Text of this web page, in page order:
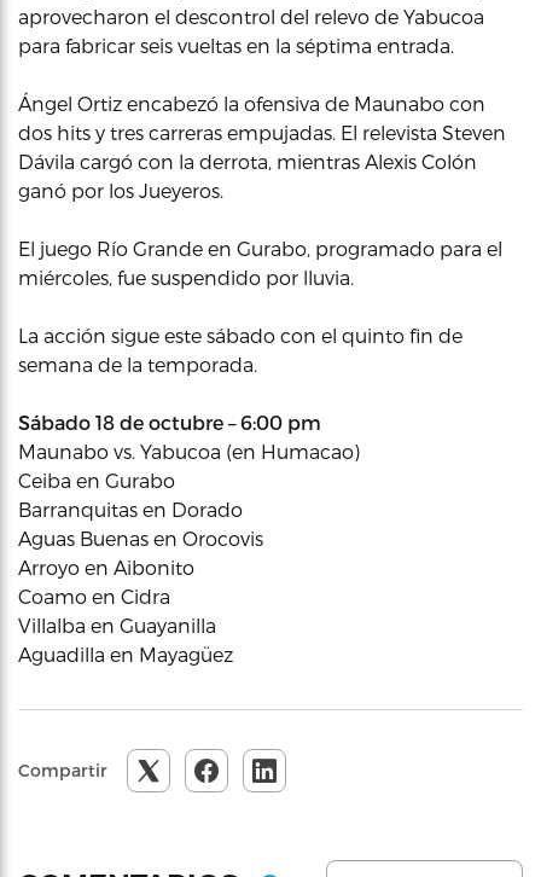
aprovecharon el descontrol del relevo de Yabucoa
para fabricar seis vueltas en la séptima entrada.
Ángel Ortiz encabezó la ofensiva de Maunabo con
dos hits y tres carreras empujadas. El relevista Steven
Dávila cargó con la derrota, mientras Alexis Colón
ganó por los Jueyeros.
El juego Río Grande en Gurabo, programado para el
miércoles, fue suspendido por lluvia.
La acción sigue este sábado con el quinto fin de
semana de la temporada.
Sábado 18 de octubre – 6:00 pm
Maunabo vs. Yabucoa (en Humacao)
Ceiba en Gurabo
Barranquitas en Dorado
Aguas Buenas en Orocovis
Arroyo en Aibonito
Coamo en Cidra
Villalba en Guayanilla
Aguadilla en Mayagüez
Compartir